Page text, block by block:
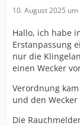
10. August 2025
Hallo, ich habe
Erstanpassung
nur die
einen Wecker
Verordnung
und den
Die